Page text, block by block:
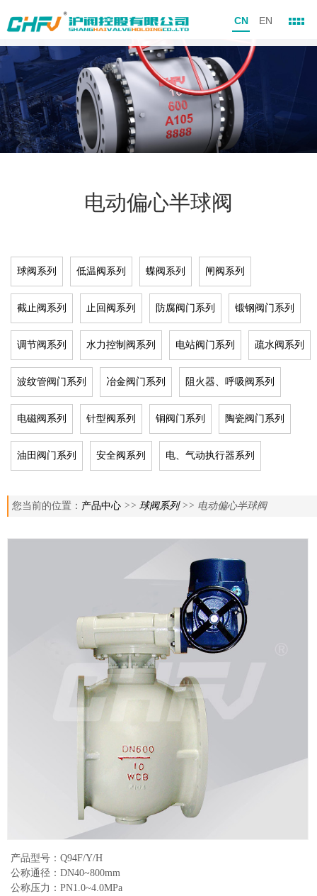
CN EN
电动偏心半球阀
球阀系列 低温阀系列 蝶阀系列 闸阀系列
截止阀系列 止回阀系列 防腐阀门系列 锻钢阀门系列
调节阀系列 水力控制阀系列 电站阀门系列 疏水阀系列
波纹管阀门系列 冶金阀门系列 阻火器、呼吸阀系列
电磁阀系列 针型阀系列 铜阀门系列 陶瓷阀门系列
油田阀门系列 安全阀系列 电、气动执行器系列
您当前的位置： 产品中心 >> 球阀系列>> 电动偏心半球阀
产品型号：Q94F/Y/H
公称通径：DN40~800mm
公称压力：PN1.0~4.0MPa